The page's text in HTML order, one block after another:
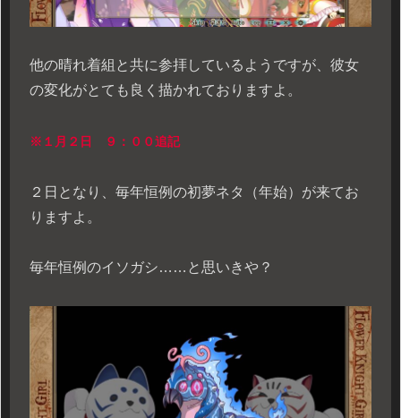
他の晴れ着組と共に参拝しているようですが、彼女
の変化がとても良く描かれておりますよ。
※１月２日 ９：００追記
２日となり、毎年恒例の初夢ネタ（年始）が来てお
りますよ。
毎年恒例のイソガシ……と思いきや？